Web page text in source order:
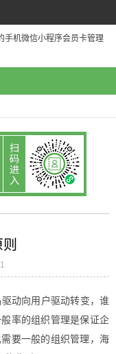
动向用户驱动转变，谁
率的组织管理是保证企
要一般的组织管理，海